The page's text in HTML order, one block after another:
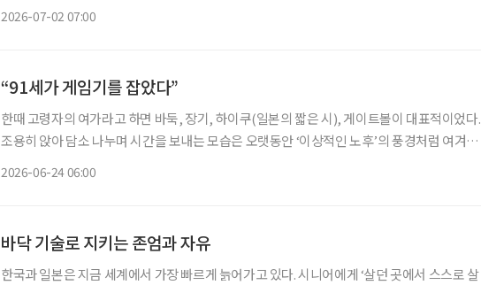
2026-07-02 07:00
“91세가 게임기를 잡았다”
한때 고령자의 여가라고 하면 바둑, 장기, 하이쿠(일본의 짧은 시), 게이트볼이 대표적이었다.
조용히 앉아 담소 나누며 시간을 보내는 모습은 오랫동안 ‘이상적인 노후’의 풍경처럼 여겨져
2026-06-24 06:00
바닥 기술로 지키는 존엄과 자유
한국과 일본은 지금 세계에서 가장 빠르게 늙어가고 있다. 시니어에게 ‘살던 곳에서 스스로 살